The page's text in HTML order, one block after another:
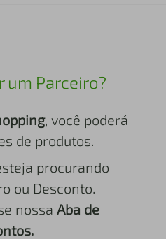
um Parceiro?
, você poderá
de produtos.
procurando
ou Desconto.
nossa Aba de